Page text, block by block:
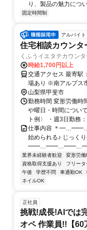
り、製品の魅力につ
固定時間制
アルバイト
住宅相談カウンタ
くふうイエタテカウン
時給1,700円以上
交通アクセス 最寄駅：塩崎駅 塩崎駅より徒歩8分 ※車通勤
場あり ※南アルプス
〈ラザウォーク甲斐
ので、仕事終わりの
日用品の買い物がで
で、車通勤もOKです
山梨県甲斐市
勤務時間 変形労働時
や曜日・時間につい
ト例〉 ・週3日勤務
仕事内容 ＊
始められる♪ じっ
━━…━━…━━…━＊
業界未経験者歓迎 変形労働
資格取得支援あり
フリータ
午後
学歴不問 車通勤OK
ネイルOK
正社員
挑戦!成長!AIでは
オペ 作業員!!【60